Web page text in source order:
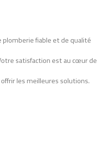
plomberie fiable et de qualité
satisfaction est au cœur de
les meilleures solutions.